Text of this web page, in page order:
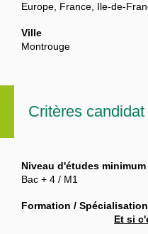
Europe, France, Ile-de-
Ville
Montrouge
Critères candidat
Niveau d'études minimum
Bac + 4 / M1
Formation / Spécialisation
Et si